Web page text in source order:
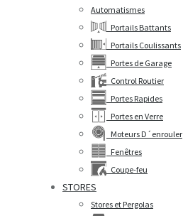
Automatismes
Portails Battants
Portails Coulissants
Portes de Garage
Control Routier
Portes Rapides
Portes en Verre
Moteurs D´enrouler
Fenêtres
Coupe-feu
STORES
Stores et Pergolas